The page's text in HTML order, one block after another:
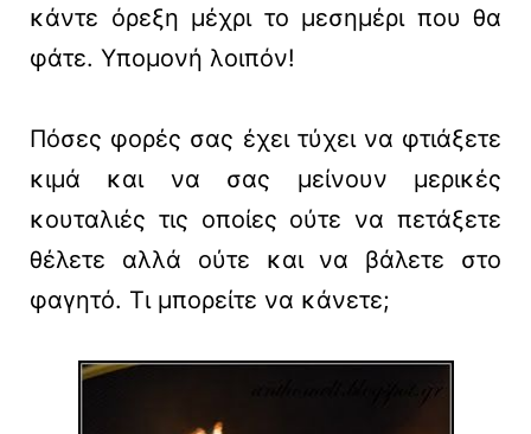
κάντε όρεξη μέχρι το μεσημέρι που θα
φάτε. Υπομονή λοιπόν!
Πόσες φορές σας έχει τύχει να φτιάξετε
κιμά και να σας μείνουν μερικές
κουταλιές τις οποίες ούτε να πετάξετε
θέλετε αλλά ούτε και να βάλετε στο
φαγητό. Τι μπορείτε να κάνετε;